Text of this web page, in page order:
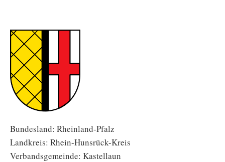
Bundesland: Rheinland-Pfalz
Landkreis: Rhein-Hunsrück-Kreis
Verbandsgemeinde: Kastellaun